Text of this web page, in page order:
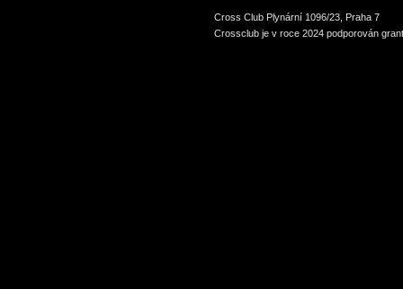
Cross Club Plynární 1096/23, Praha 7
Crossclub je v roce 2024 podporován